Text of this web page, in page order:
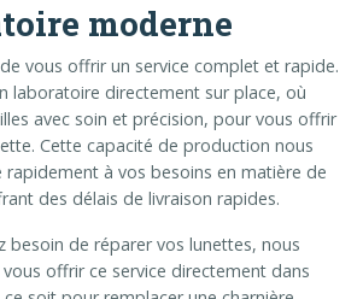
moderne
vous offrir un service complet et rapide.
laboratoire directement sur place, où
avec soin et précision, pour vous offrir
Cette capacité de production nous
à vos besoins en matière de
des délais de livraison rapides.
besoin de réparer vos lunettes, nous
offrir ce service directement dans